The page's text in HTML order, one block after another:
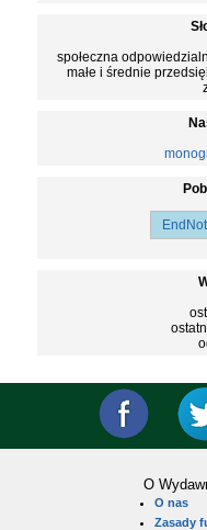
społeczna
małe i średnie
O
O nas
Zasady